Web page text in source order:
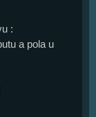
:
a pola u